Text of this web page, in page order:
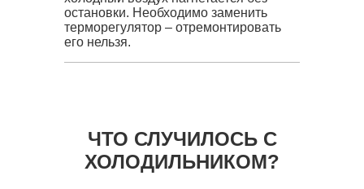
остановки. Необходимо заменить
терморегулятор – отремонтировать
его нельзя.
ЧТО СЛУЧИЛОСЬ С
ХОЛОДИЛЬНИКОМ?